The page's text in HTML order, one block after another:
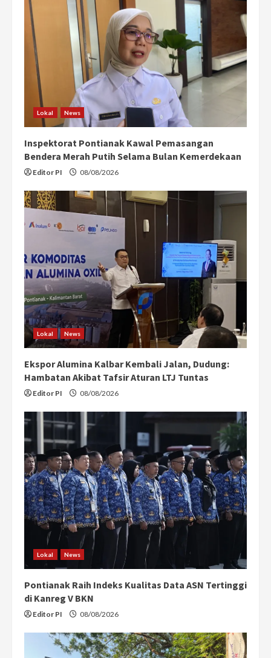
Lokal News
Inspektorat Pontianak Kawal Pemasangan
Bendera Merah Putih Selama Bulan Kemerdekaan
Editor PI 08/08/2026
Lokal News
Ekspor Alumina Kalbar Kembali Jalan, Dudung:
Hambatan Akibat Tafsir Aturan LTJ Tuntas
Editor PI 08/08/2026
Lokal News
Pontianak Raih Indeks Kualitas Data ASN Tertinggi
di Kanreg V BKN
Editor PI 08/08/2026